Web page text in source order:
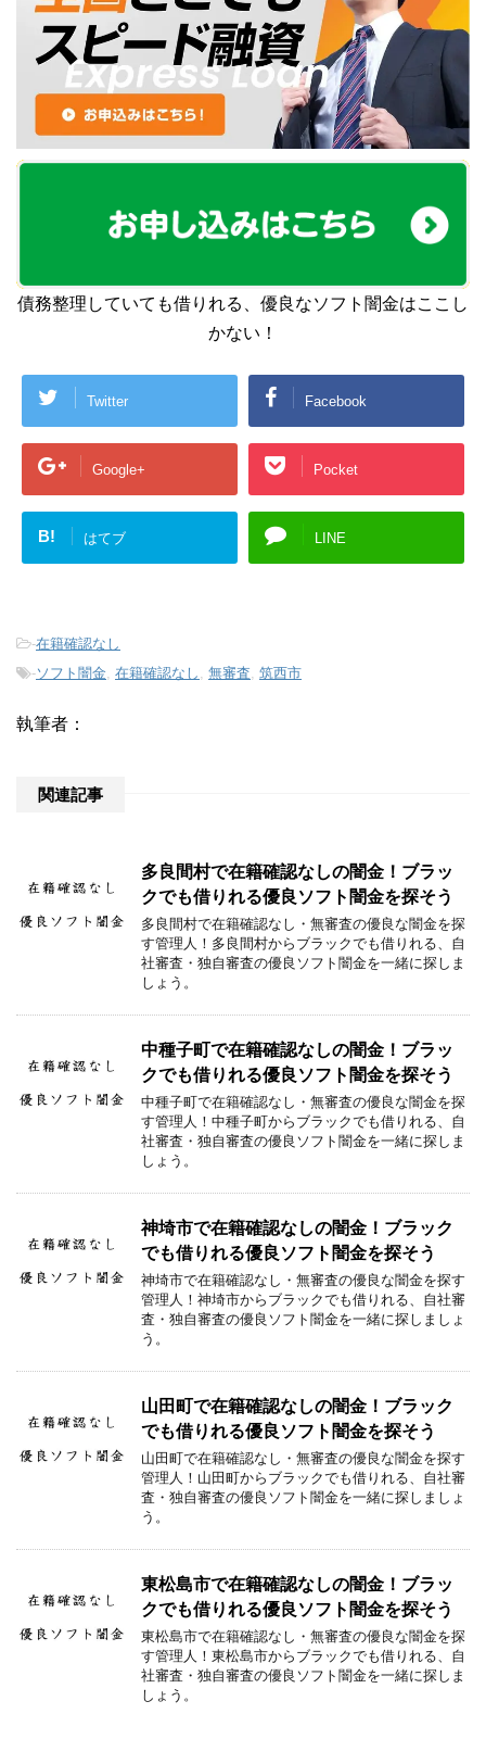
債務整理していても借りれる、優良なソフト闇金はここし
かない！
Twitter Facebook
Google+ Pocket
B! はてブ LINE
-在籍確認なし
-ソフト闇金, 在籍確認なし , 無審査, 筑西市
執筆者：
関連記事
多良間村で在籍確認なしの闇金！ブラッ
クでも借りれる優良ソフト闇金を探そう
多良間村で在籍確認なし・無審査の優良な闇金を探
す管理人！多良間村からブラックでも借りれる、自
社審査・独自審査の優良ソフト闇金を一緒に探しま
しょう。
中種子町で在籍確認なしの闇金！ブラッ
クでも借りれる優良ソフト闇金を探そう
中種子町で在籍確認なし・無審査の優良な闇金を探
す管理人！中種子町からブラックでも借りれる、自
社審査・独自審査の優良ソフト闇金を一緒に探しま
しょう。
神埼市で在籍確認なしの闇金！ブラック
でも借りれる優良ソフト闇金を探そう
神埼市で在籍確認なし・無審査の優良な闇金を探す
管理人！神埼市からブラックでも借りれる、自社審
査・独自審査の優良ソフト闇金を一緒に探しましょ
う。
山田町で在籍確認なしの闇金！ブラック
でも借りれる優良ソフト闇金を探そう
山田町で在籍確認なし・無審査の優良な闇金を探す
管理人！山田町からブラックでも借りれる、自社審
査・独自審査の優良ソフト闇金を一緒に探しましょ
う。
東松島市で在籍確認なしの闇金！ブラッ
クでも借りれる優良ソフト闇金を探そう
東松島市で在籍確認なし・無審査の優良な闇金を探
す管理人！東松島市からブラックでも借りれる、自
社審査・独自審査の優良ソフト闇金を一緒に探しま
しょう。